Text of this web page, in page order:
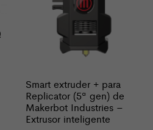
Smart extruder + para
Replicator (5ª gen) de
Makerbot Industries –
Extrusor inteligente